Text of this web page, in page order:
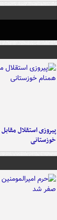
پیروزی استقلال
خوزستانی